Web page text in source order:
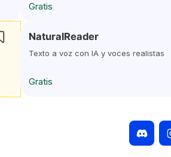
Gratis
NaturalReader
Texto a voz con IA y voces realistas
Gratis